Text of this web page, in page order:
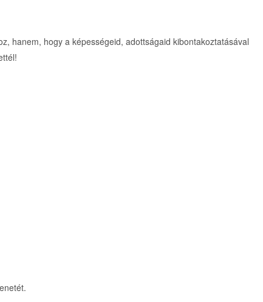
hanem, hogy a képességeid, adottságaid kibontakoztatásával